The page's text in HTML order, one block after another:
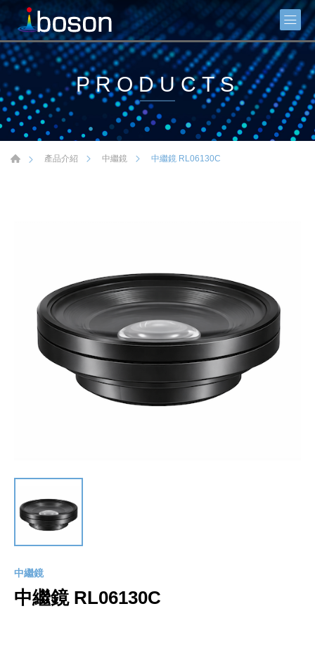
PRODUCTS
產品介紹 中繼鏡 中繼鏡 RL06130C
中繼鏡
中繼鏡 RL06130C